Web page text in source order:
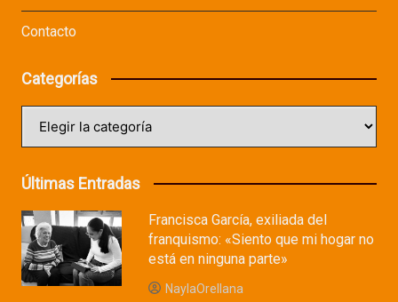
Contacto
Categorías
Últimas Entradas
Francisca García, exiliada del
franquismo: «Siento que mi hogar no
está en ninguna parte»
NaylaOrellana